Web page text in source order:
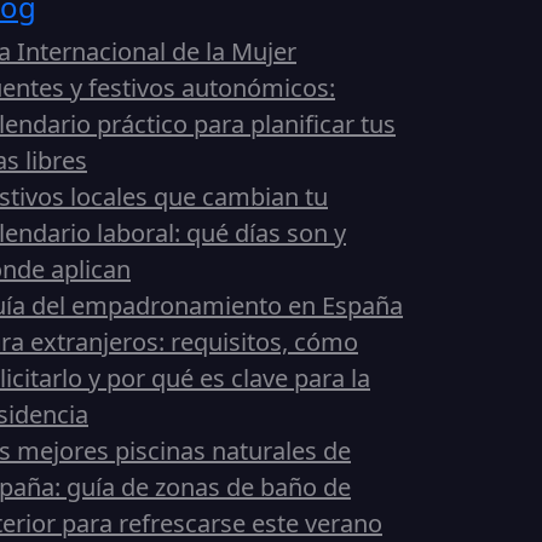
Internacional de la Mujer
y festivos autonómicos:
práctico para planificar tus
libres
locales que cambian tu
laboral: qué días son y
aplican
del empadronamiento en España
extranjeros: requisitos, cómo
y por qué es clave para la
mejores piscinas naturales de
guía de zonas de baño de
para refrescarse este verano